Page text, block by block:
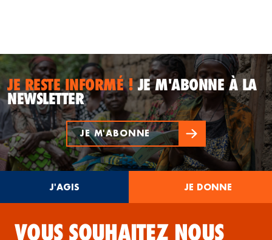
JE RESTE INFORMÉ !JE M'ABONNE À LA
NEWSLETTER
JE M'ABONNE
J'AGIS JE DONNE
VOUS SOUHAITEZ NOUS